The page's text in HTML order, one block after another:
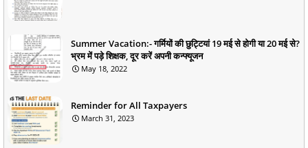
Summer Vacation:- गर्मियों की छुट्टियां 19 मई से होगी या 20 मई से?
भ्रम में पड़े शिक्षक, दूर करें अपनी कन्फ्यूजन
May 18, 2022
Reminder for All Taxpayers
March 31, 2023